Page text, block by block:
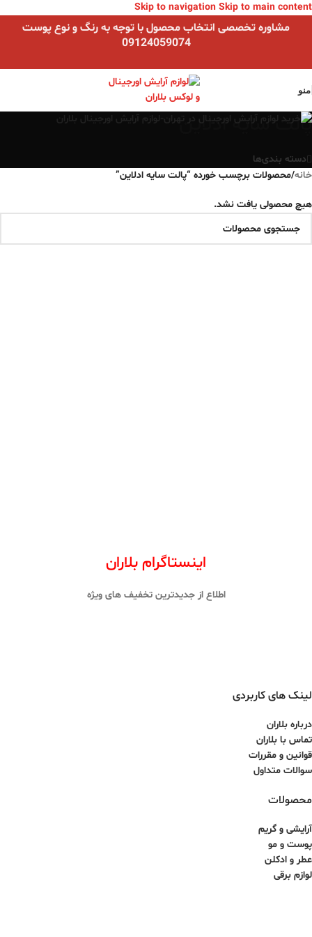
Skip to navigation Skip to main content
مشاوره تخصصی انتخاب محصول با توجه به رنگ و نوع پوست
09124059074
منو
پالت سایه ادلاین
دسته بندی‌ها
خانه/محصولات برچسب خورده “پالت سایه ادلاین”
هیچ محصولی یافت نشد.
اینستاگرام بلاران
اطلاع از جدیدترین تخفیف های ویژه
لینک های کاربردی
درباره بلاران
تماس با بلاران
قوانین و مقررات
سوالات متداول
محصولات
آرایشی و گریم
پوست و مو
عطر و ادکلن
لوازم برقی